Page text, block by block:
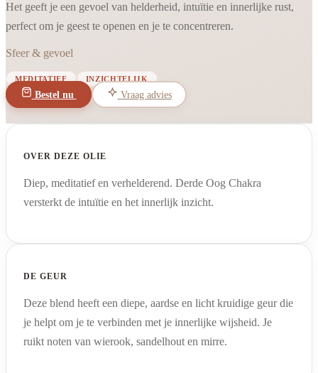
Het geeft je een gevoel van helderheid, intuïtie en innerlijke rust,
perfect om je geest te openen en je te concentreren.
Sfeer & gevoel
MEDITATIEF INZICHTELIJK
Bestel nu Vraag advies
OVER DEZE OLIE
Diep, meditatief en verhelderend. Derde Oog Chakra
versterkt de intuïtie en het innerlijk inzicht.
DE GEUR
Deze blend heeft een diepe, aardse en licht kruidige geur die
je helpt om je te verbinden met je innerlijke wijsheid. Je
ruikt noten van wierook, sandelhout en mirre.